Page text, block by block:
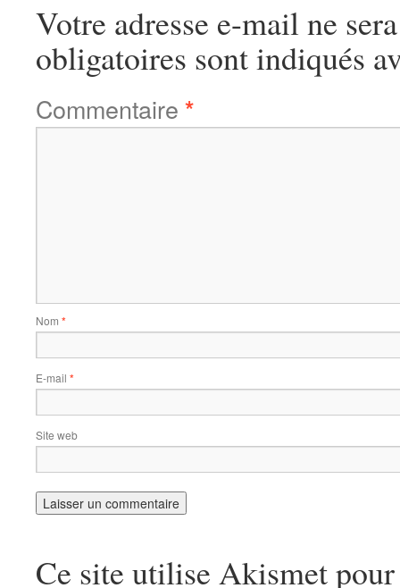
Votre adresse e-mail ne
obligatoires sont indiqués
Commentaire *
Nom *
E-mail *
Site web
Ce site utilise Akismet